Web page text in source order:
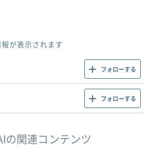
が表示されます
フォローする
フォローする
の関連コンテンツ